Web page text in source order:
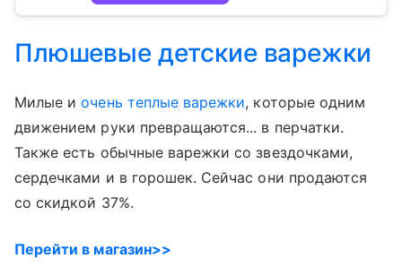
Плюшевые детские варежки
Милые иочень теплые варежки, которые одним
движением руки превращаются... в перчатки.
Также есть обычные варежки со звездочками,
сердечками и в горошек. Сейчас они продаются
со скидкой 37%.
Перейти в магазин>>